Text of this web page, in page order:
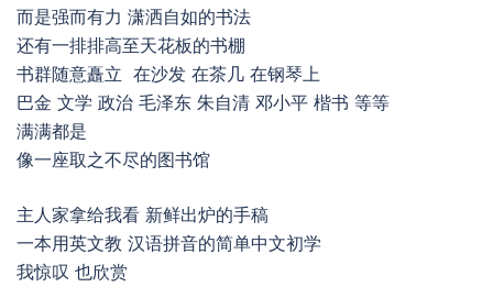
而是强而有力 潇洒自如的书法
还有一排排高至天花板的书棚
书群随意矗立 在沙发 在茶几 在钢琴上
巴金 文学 政治 毛泽东 朱自清 邓小平 楷书 等等
满满都是
像一座取之不尽的图书馆
主人家拿给我看 新鲜出炉的手稿
一本用英文教 汉语拼音的简单中文初学
我惊叹 也欣赏